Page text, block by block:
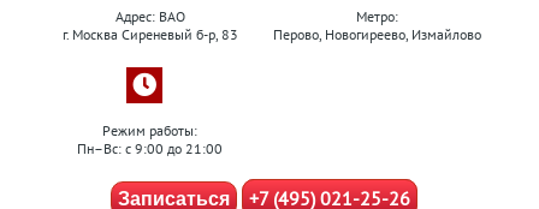
Адрес: ВАО
г. Москва Сиреневый б-р, 83
Метро:
Перово, Новогиреево, Измайлово
Режим работы:
Пн–Вс: с 9:00 до 21:00
Записаться +7 (495) 021-25-26